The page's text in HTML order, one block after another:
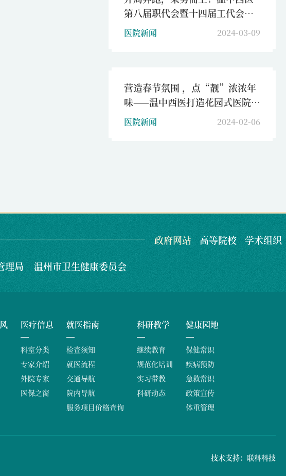
第八届职代会暨十四届工代会第
三次会议召开
医院新闻 2024-03-09
营造春节氛围 ，点“靓”浓浓年
味——温中西医打造花园式医院，
构建温馨祥和春节
医院新闻 2024-02-06
政府网站 高等院校
学术组织
理局 温州市卫生健康委员会
医疗信息
科室分类
专家介绍
外院专家
医保之窗
就医指南
检查须知
就医流程
交通导航
院内导航
服务项目价格查询
科研教学
继续教育
规范化培训
实习带教
科研动态
健康园地
保健常识
疾病预防
急救常识
政策宣传
体重管理
技术支持：联科科技